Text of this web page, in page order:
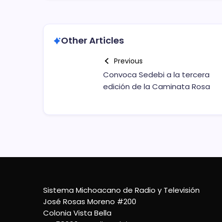
Other Articles
Previous
Convoca Sedebi a la tercera
edición de la Caminata Rosa
Sistema Michoacano de Radio y Televisión
José Rosas Moreno #200
Colonia Vista Bella